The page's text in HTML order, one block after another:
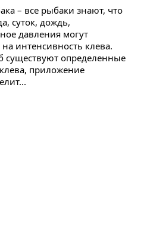
– все рыбаки знают, что
суток, дождь,
давления могут
интенсивность клева.
существуют определенные
приложение